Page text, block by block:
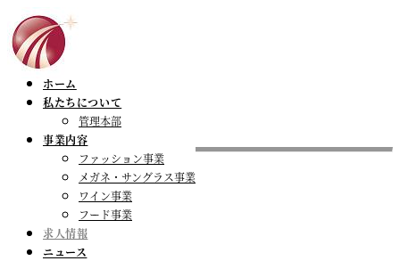
ホーム
私たちについて
管理本部
事業内容
ファッション事業
メガネ・サングラス事業
ワイン事業
フード事業
求人情報
ニュース
Recruit